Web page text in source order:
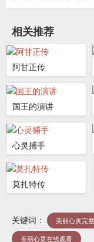
相关推荐
阿甘正传
国王的演讲
心灵捕手
莫扎特传
关键词： 美丽心灵完
美丽心灵在线观看